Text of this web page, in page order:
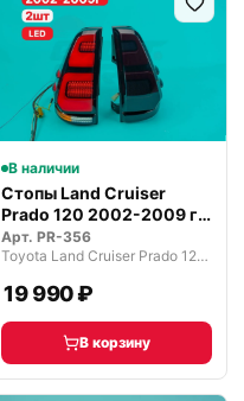
В наличии
Стопы Land Cruiser
Prado 120 2002-2009 г.
темные
Арт. PR-356
Toyota Land Cruiser Prado 120 рестайлинг (2007—2009)
19 990 ₽
В корзину